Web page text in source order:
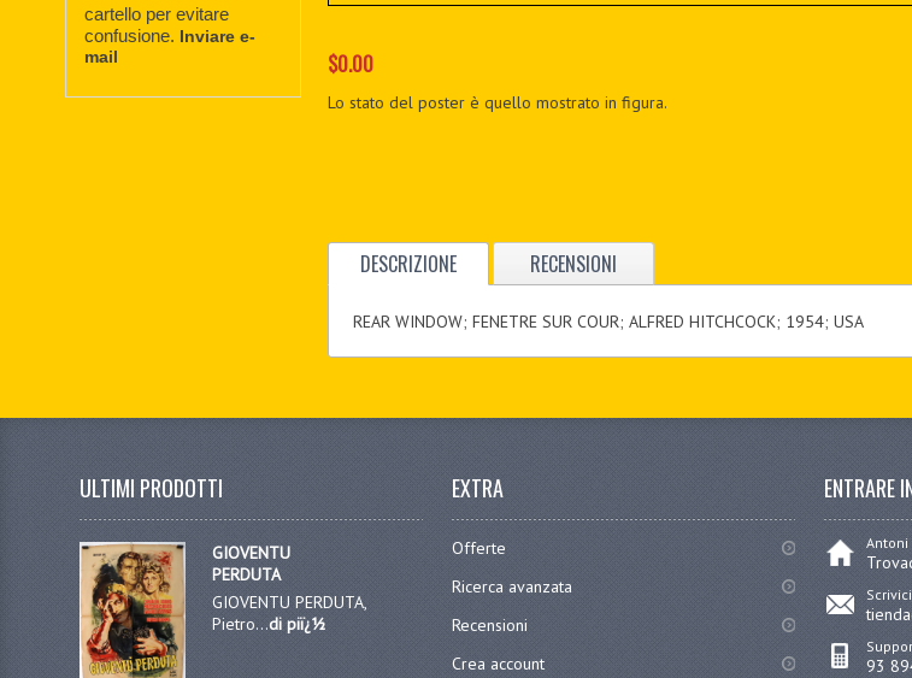
$0.00
Lo stato del poster è quello mostrato in figura.
DESCRIZIONE RECENSIONI
REAR WINDOW; FENETRE SUR COUR; ALFRED HITCHCOCK; 1954; USA
cartello per evitare
confusione. Inviare e-
mail
ULTIMI PRODOTTI
GIOVENTU
PERDUTA
GIOVENTU PERDUTA,
Pietro...di piï¿½
EXTRA
Offerte
Ricerca avanzata
Recensioni
Crea account
ENTRARE
Antoni
93